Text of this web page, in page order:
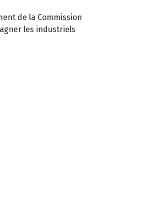
de la Commission
les industriels